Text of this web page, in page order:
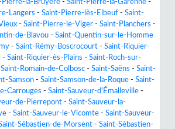
Pierre-la-Bruyère - Saint-Pierre-la-Garenne -
Langers - Saint-Pierre-lès-Elbeuf - Saint-
- Saint-Pierre-le-Viger - Saint-Planchers -
de-Blavou - Saint-Quentin-sur-le-Homme
- Saint-Rémy-Boscrocourt - Saint-Riquier-
- Saint-Riquier-ès-Plains - Saint-Roch-sur-
Saint-Romain-de-Colbosc - Saint-Saëns - Saint-
Samson - Saint-Samson-de-la-Roque - Saint-
Carrouges - Saint-Sauveur-d'Émalleville -
de-Pierrepont - Saint-Sauveur-la-
- Saint-Sauveur-le-Vicomte - Saint-Sauveur-
Sébastien-de-Morsent - Saint-Sébastien-